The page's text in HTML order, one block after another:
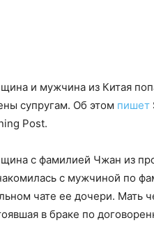
и мужчина из Китая
супругам. Об этом пишет
Post.
с фамилией Чжан из
с мужчиной по
чате ее дочери. Мать
в браке по